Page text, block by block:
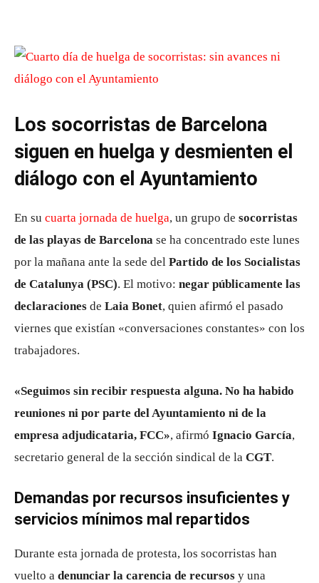
Los socorristas de Barcelona
siguen en huelga y desmienten el
diálogo con el Ayuntamiento
En su cuarta jornada de huelga, un grupo de socorristas
de las playas de Barcelona se ha concentrado este lunes
por la mañana ante la sede del Partido de los Socialistas
de Catalunya (PSC). El motivo: negar públicamente las
declaraciones de Laia Bonet, quien afirmó el pasado
viernes que existían «conversaciones constantes» con los
trabajadores.
«Seguimos sin recibir respuesta alguna. No ha habido
reuniones ni por parte del Ayuntamiento ni de la
empresa adjudicataria, FCC», afirmó Ignacio García,
secretario general de la sección sindical de la CGT.
Demandas por recursos insuficientes y
servicios mínimos mal repartidos
Durante esta jornada de protesta, los socorristas han
vuelto a denunciar la carencia de recursos y una